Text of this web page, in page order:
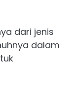
dari jenis
dalam